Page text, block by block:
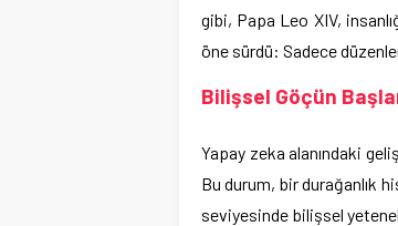
gibi, Papa Leo XIV,
öne sürdü: Sadece
Bilişsel Göçün
Yapay zeka alanındaki
Bu durum, bir durağanlık
seviyesinde bilişsel